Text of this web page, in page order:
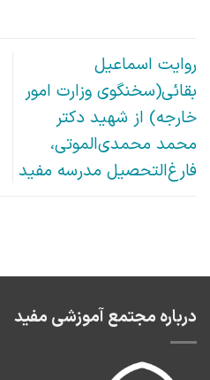
روایت اسماعیل
بقائی(سخنگوی وزارت امور
خارجه) از شهید دکتر
محمد محمدی‌الموتی،
فارغ‌التحصیل مدرسه مفید
درباره مجتمع آموزشی مفید